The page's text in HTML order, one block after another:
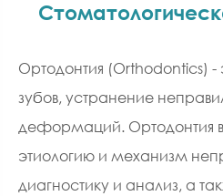
Ортодонтия (Orthodontics)
зубов, устранение
деформаций. Ортодонтия
этиологию и механизм
диагностику и анализ, а